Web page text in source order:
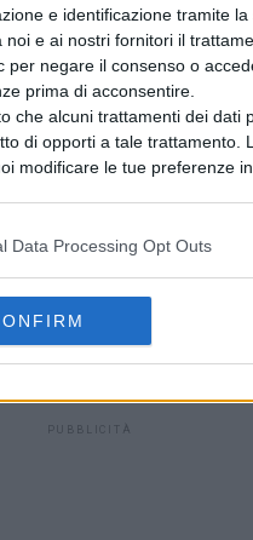
e identificazione tramite
noi e ai nostri fornitori il
per negare il consenso o
prima di acconsentire.
che alcuni trattamenti dei dati
di opporti a tale trattamento.
modificare le tue preferenze
Data Processing Opt Outs
incarcere, dove resta
METROPOLITANA DI NAPOLI
AVANTI IL ​​PROSSIMO
Qualiano,
Cacciapuoti:
PUBBLICITÀ